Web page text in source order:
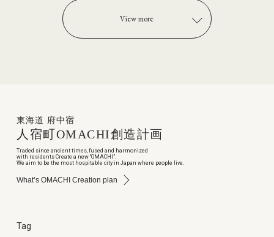
View more
東海道 府中宿
人宿町OMACHI創造計画
Traded since ancient times, fused and harmonized
with residents Create a new “OMACHI”.
We aim to be the most hospitable city in Japan where people live.
What’s OMACHI Creation plan
Tag